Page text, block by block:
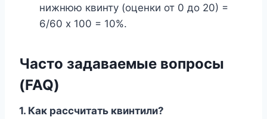
нижнюю квинту (оценки от 0 до 20) =
6/60 x 100 = 10%.
Часто задаваемые вопросы
(FAQ)
1. Как рассчитать квинтили?